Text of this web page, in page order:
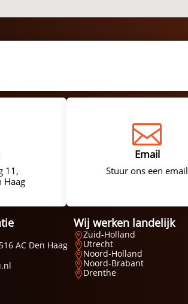
11,
Haag

Email
Stuur ons een email
AC Den Haag
Wij werken landelijk
Zuid-Holland
Utrecht
Noord-Holland
Noord-Brabant
Drenthe